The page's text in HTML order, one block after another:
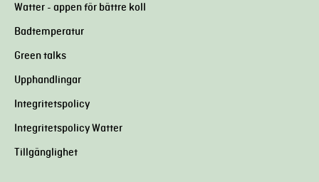
Watter - appen för bättre koll
Badtemperatur
Green talks
Upphandlingar
Integritetspolicy
Integritetspolicy Watter
Tillgänglighet